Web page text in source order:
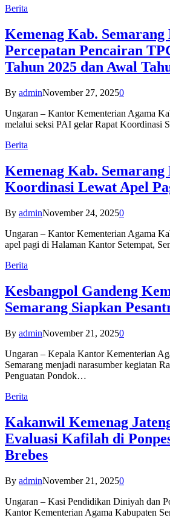
Berita
Kemenag Kab. Semarang
Percepatan Pencairan
Tahun 2025 dan Awal
By adminNovember 27, 20250
Ungaran – Kantor Kementerian Agama
melalui seksi PAI gelar Rapat Koordinasi
Berita
Kemenag Kab.
Koordinasi Lewat Apel
By adminNovember 24, 20250
Ungaran – Kantor Kementerian Agama
apel pagi di Halaman Kantor Setempat,
Berita
Kesbangpol Gandeng
Semarang Siapkan
By adminNovember 21, 20250
Ungaran – Kepala Kantor Kementerian
Semarang menjadi narasumber kegiatan
Penguatan Pondok…
Berita
Kakanwil Kemenag
Evaluasi Kafilah di
Brebes
By adminNovember 21, 20250
Ungaran – Kasi Pendidikan Diniyah dan
Kantor Kementerian Agama Kabupaten